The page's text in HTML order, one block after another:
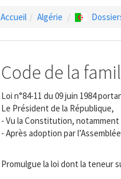
Accueil Algérie
Code de la
Loi n°84-11 du 09 juin 1984
Le Président de la République,
- Vu la Constitution, notamment
- Après adoption par
Promulgue la loi dont la teneur